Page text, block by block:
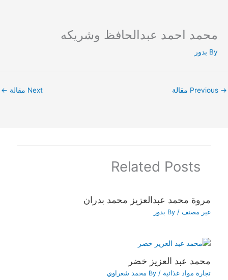
content
محمد احمد عبدالحافظ وشريكه
By بدور
→ Next مقالة ←
Related Posts
مروة محمد عبدالعزيز محمد بدران
غير مصنف / By بدور
محمد عبد العزيز خضر
تجارة مواد غذائية / By محمد شعراوي